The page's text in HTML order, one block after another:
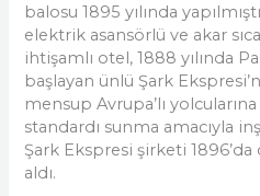
balosu 1895 yılında
elektrik asansörlü ve akar
ihtişamlı otel, 1888 yılında
başlayan ünlü Şark
mensup Avrupa’lı
standardı sunma amacıyla
Şark Ekspresi şirketi 1896’da
aldı.